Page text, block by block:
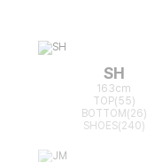
SH
163cm
TOP(55)
BOTTOM(26)
SHOES(240)